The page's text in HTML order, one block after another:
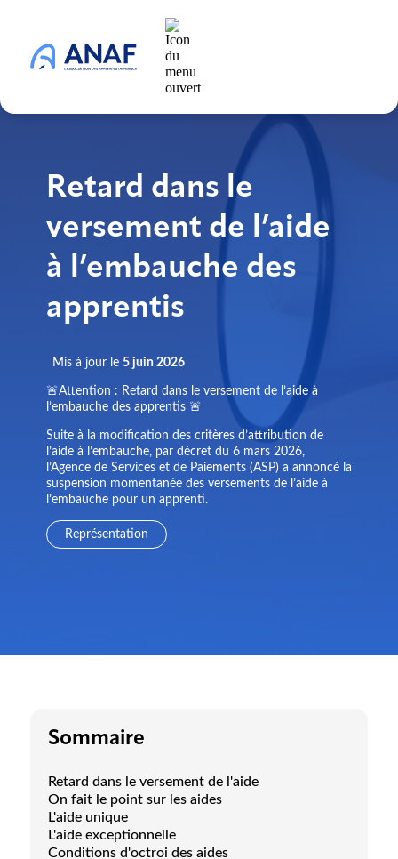
Retard dans le
versement de l’aide
à l’embauche des
apprentis
Mis à jour le 5 juin 2026
🚨Attention : Retard dans le versement de l’aide à
l’embauche des apprentis 🚨
Suite à la modification des critères d’attribution de
l’aide à l’embauche, par décret du 6 mars 2026,
l’Agence de Services et de Paiements (ASP) a annoncé la
suspension momentanée des versements de l’aide à
l’embauche pour un apprenti.
Représentation
Sommaire
Retard dans le versement de l'aide
On fait le point sur les aides
L'aide unique
L'aide exceptionnelle
Conditions d'octroi des aides